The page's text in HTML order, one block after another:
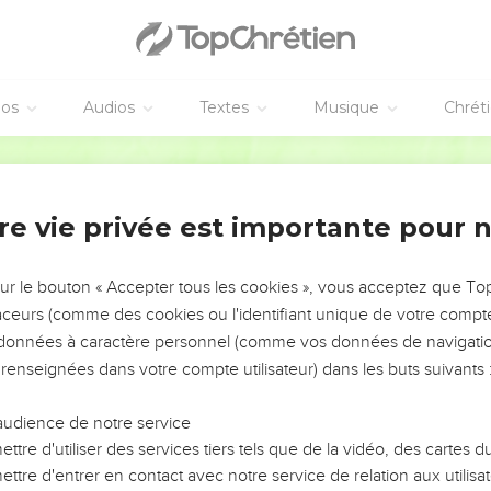
Audios Textes Musique
risques
des eaux ; car avec le temps tu le trouveras.
elles répandront la pluie sur la terre ; et si un arbre tombe
il sera tombé, il demeurera.
vent, ne sèmera point ; et celui qui regarde les nuées, ne
quel est le chemin du vent, ni comment [se forment] les os
ne sais pas l'œuvre de Dieu, [et] comment il fait tout.
matin, et ne laisse pas reposer tes mains le soir ; car tu ne
si tous deux seront pareillement bons.
est douce, et qu'il est agréable aux yeux de voir le soleil ;
d'années, et qu'il se réjouisse tout le long de ces
vie privée est importante pour
le bouton « Accepter tous les cookies », vous acceptez que
(comme des cookies ou l'identifiant unique de votre
à caractère personnel (comme vos données de
dans votre compte utilisateur) dans les buts suivants :
de notre service
d'utiliser des services tiers tels que de la vidéo, des cartes
d'entrer en contact avec notre service de relation aux